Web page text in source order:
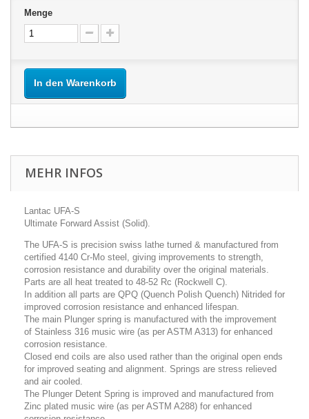
Menge
In den Warenkorb
MEHR INFOS
Lantac UFA-S
Ultimate Forward Assist (Solid).
The UFA-S is precision swiss lathe turned & manufactured from
certified 4140 Cr-Mo steel, giving improvements to strength,
corrosion resistance and durability over the original materials.
Parts are all heat treated to 48-52 Rc (Rockwell C).
In addition all parts are QPQ (Quench Polish Quench) Nitrided for
improved corrosion resistance and enhanced lifespan.
The main Plunger spring is manufactured with the improvement
of Stainless 316 music wire (as per ASTM A313) for enhanced
corrosion resistance.
Closed end coils are also used rather than the original open ends
for improved seating and alignment. Springs are stress relieved
and air cooled.
The Plunger Detent Spring is improved and manufactured from
Zinc plated music wire (as per ASTM A288) for enhanced